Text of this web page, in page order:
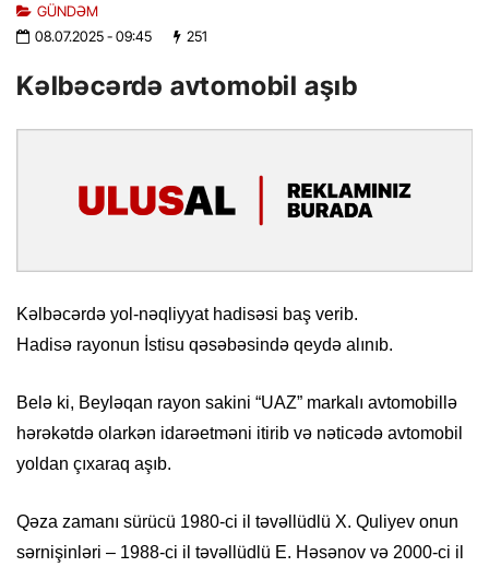
GÜNDƏM
08.07.2025- 09:45 251
Kəlbəcərdə avtomobil aşıb
Kəlbəcərdə yol-nəqliyyat hadisəsi baş verib.
Hadisə rayonun İstisu qəsəbəsində qeydə alınıb.
Belə ki, Beyləqan rayon sakini “UAZ” markalı avtomobillə
hərəkətdə olarkən idarəetməni itirib və nəticədə avtomobil
yoldan çıxaraq aşıb.
Qəza zamanı sürücü 1980-ci il təvəllüdlü X. Quliyev onun
sərnişinləri – 1988-ci il təvəllüdlü E. Həsənov və 2000-ci il